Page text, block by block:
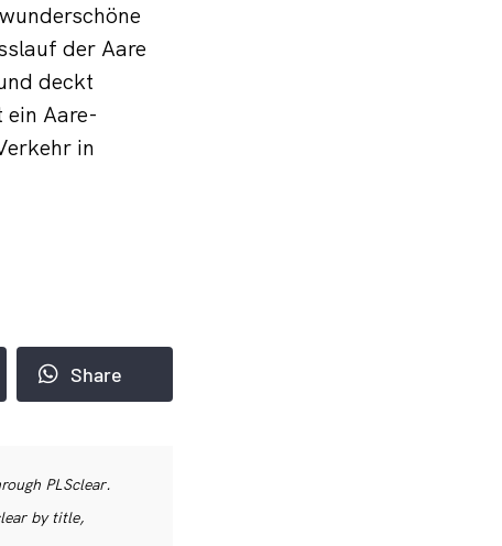
der Aare
deckt
Aare-
in
Share
PLSclear.
by title,